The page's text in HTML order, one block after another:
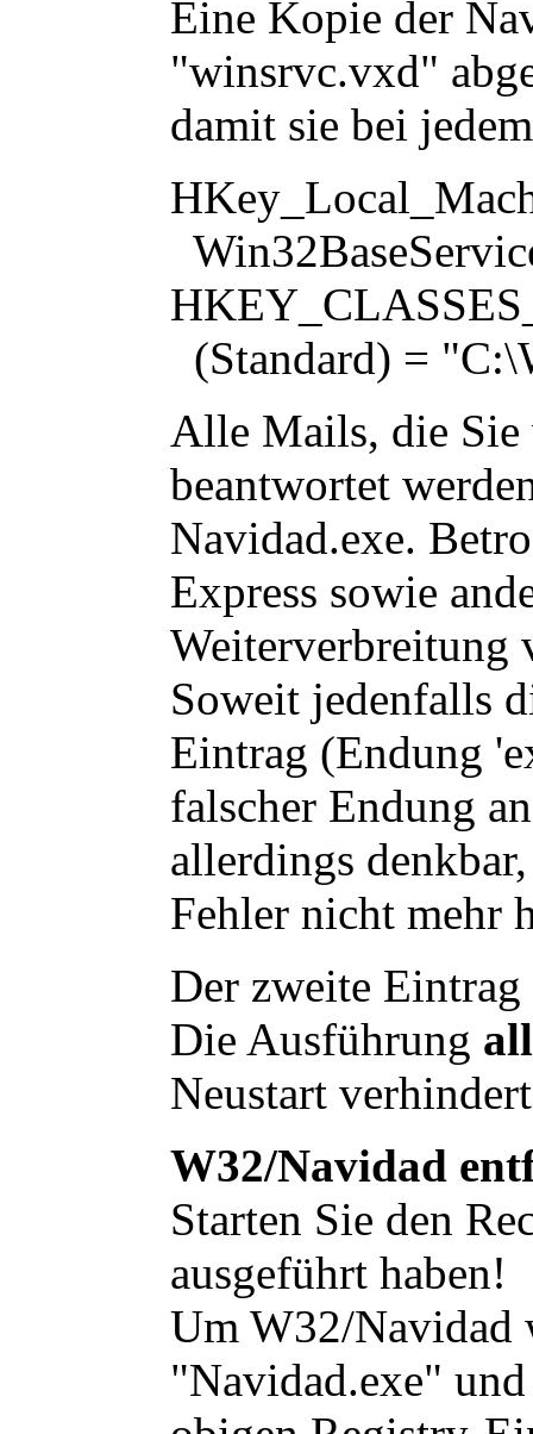
Eine Kopie der
"winsrvc.vxd"
damit sie bei
(Standard) =
Alle Mails, die Sie
beantwortet
Navidad.exe.
Express sowie
Weiterverbreitung
Soweit jedenfalls
Eintrag (Endung
falscher Endung
allerdings
Fehler nicht mehr
Der zweite
Die Ausführung
Neustart
W32/Navidad
Starten Sie den
ausgeführt haben!
Um W32/Navidad
"Navidad.exe"